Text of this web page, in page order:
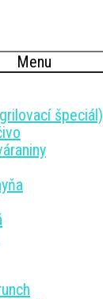
Menu
špeciál)